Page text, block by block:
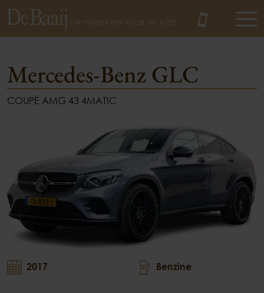
Mercedes-Benz GLC
COUPÉ AMG 43 4MATIC
2017 Benzine